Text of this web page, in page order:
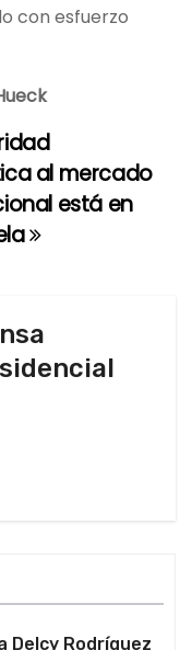
con esfuerzo
al mercado
está en
Delcy Rodríguez